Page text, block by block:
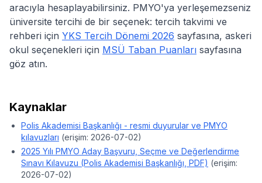
aracıyla hesaplayabilirsiniz. PMYO'ya yerleşemezseniz
üniversite tercihi de bir seçenek: tercih takvimi ve
rehberi için YKS Tercih Dönemi 2026 sayfasına, askeri
okul seçenekleri için MSÜ Taban Puanları sayfasına
göz atın.
Kaynaklar
Polis Akademisi Başkanlığı - resmi duyurular ve PMYO
kılavuzları (erişim: 2026-07-02)
2025 Yılı PMYO Aday Başvuru, Seçme ve Değerlendirme
Sınavı Kılavuzu (Polis Akademisi Başkanlığı, PDF) (erişim:
2026-07-02)